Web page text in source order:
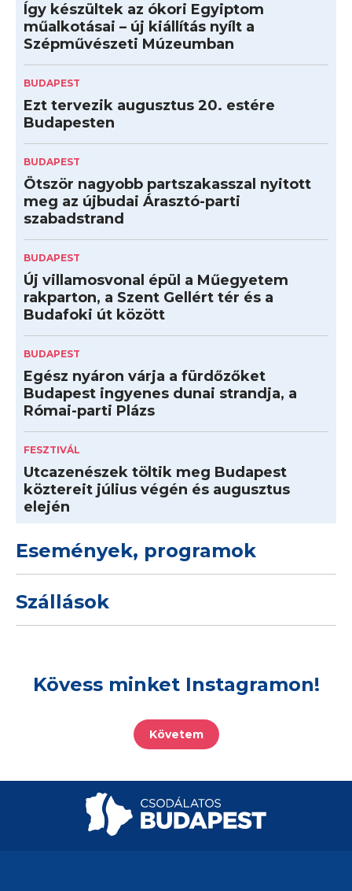
Így készültek az ókori Egyiptom
műalkotásai – új kiállítás nyílt a
Szépművészeti Múzeumban
BUDAPEST
Ezt tervezik augusztus 20. estére
Budapesten
BUDAPEST
Ötször nagyobb partszakasszal nyitott
meg az újbudai Árasztó-parti
szabadstrand
BUDAPEST
Új villamosvonal épül a Műegyetem
rakparton, a Szent Gellért tér és a
Budafoki út között
BUDAPEST
Egész nyáron várja a fürdőzőket
Budapest ingyenes dunai strandja, a
Római-parti Plázs
FESZTIVÁL
Utcazenészek töltik meg Budapest
köztereit július végén és augusztus
elején
Események, programok
Szállások
Kövess minket Instagramon!
Követem